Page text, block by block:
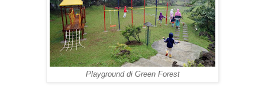
Playground di Green Forest